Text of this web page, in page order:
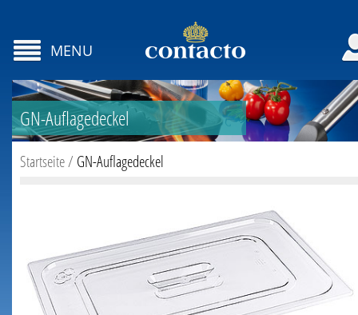
MENU
GN-Auflagedeckel
Startseite/ GN-Auflagedeckel